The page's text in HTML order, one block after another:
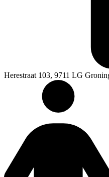
Herestraat 103, 9711 LG